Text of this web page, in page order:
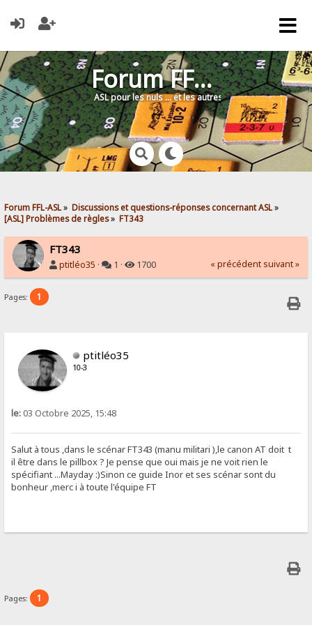
Forum FFL-ASL
ASL pour les nuls … et les autres !
Forum FFL-ASL» Discussions et questions-réponses concernant ASL»
[ASL] Problèmes de règles» FT343
FT343
ptitléo35 · 1 · 1700 « précédent suivant »
Pages: 1
ptitléo35
10-3
le: 03 Octobre 2025, 15:48
Salut à tous ,dans le scénar FT343 (manu militari ),le canon AT doit t
il être dans le pillbox ? Je pense que oui mais je ne voit rien le
spécifiant ...Mayday :)Sinon ce guide Inor et ses scénar sont du
bonheur ,merc i à toute l'équipe FT
Pages: 1